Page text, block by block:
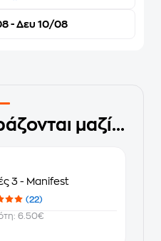
- Δευ 10/08
μαζί...
3 - Manifest
(22)
6.50€